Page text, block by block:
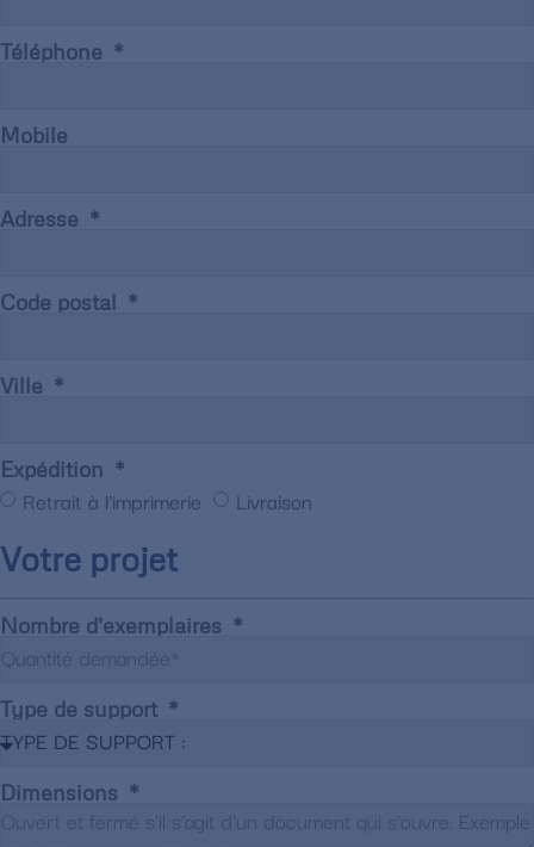
Téléphone
Mobile
Adresse
Code postal
Ville
Expédition
Retrait à l'imprimerie Livraison
Votre projet
Nombre d'exemplaires
Type de support
Dimensions